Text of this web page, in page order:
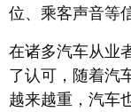
位、乘客声音等
在诸多汽车从业
了认可，随着汽
越来越重，汽车